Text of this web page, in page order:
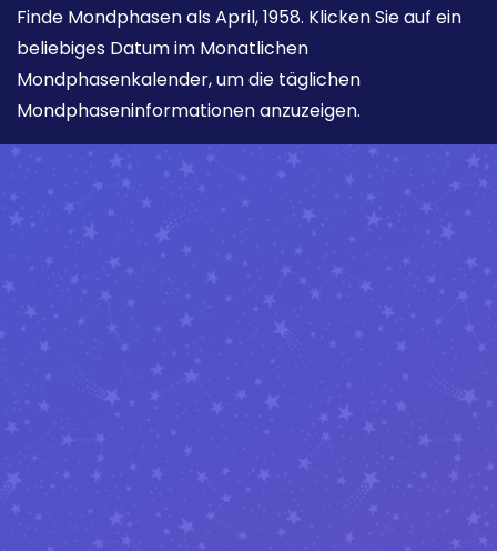
Finde Mondphasen als April, 1958. Klicken Sie auf ein
beliebiges Datum im Monatlichen
Mondphasenkalender, um die täglichen
Mondphaseninformationen anzuzeigen.